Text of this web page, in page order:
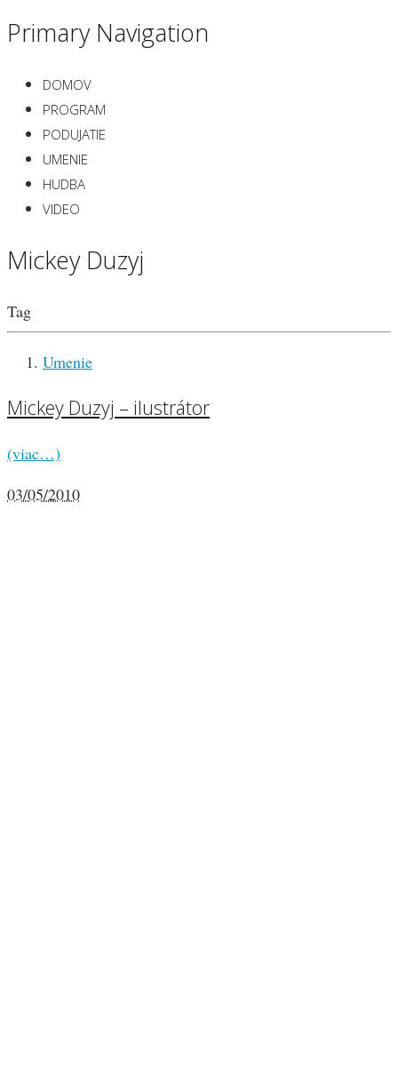
Primary Navigation
DOMOV
PROGRAM
PODUJATIE
UMENIE
HUDBA
VIDEO
Mickey Duzyj
Tag
Umenie
Mickey Duzyj – ilustrátor
(viac…)
03/05/2010